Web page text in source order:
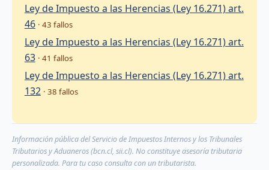
Ley de Impuesto a las Herencias (Ley 16.271) art.
46 · 43 fallos
Ley de Impuesto a las Herencias (Ley 16.271) art.
63 · 41 fallos
Ley de Impuesto a las Herencias (Ley 16.271) art.
132 · 38 fallos
Información pública del Servicio de Impuestos Internos y los Tribunales
Tributarios y Aduaneros (bcn.cl, sii.cl). No constituye asesoría tributaria
personalizada. Para tu caso consulta con un tributarista.